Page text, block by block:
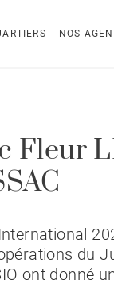
NOS
Fleur
du
ont donné